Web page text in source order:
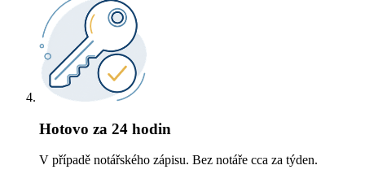
Hotovo za 24 hodin
V případě notářského zápisu. Bez notáře cca za týden.